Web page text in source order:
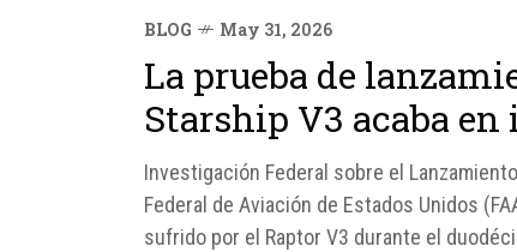
BLOG May 31, 2026
La prueba de
Starship V3 acaba
Investigación Federal sobre el
Federal de Aviación de Estados Unidos
sufrido por el Raptor V3 durante el